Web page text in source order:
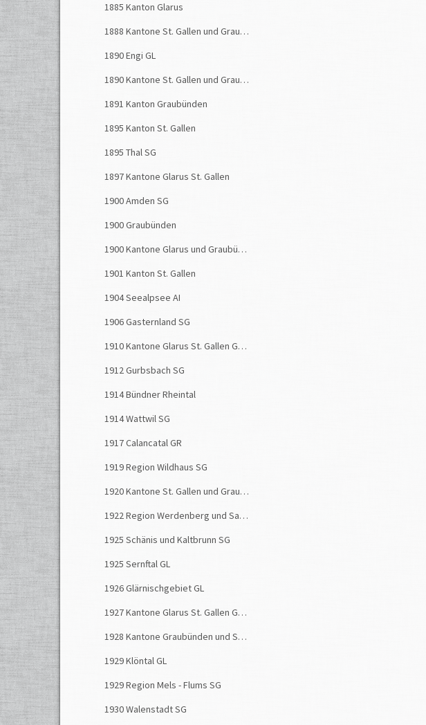
1885 Kanton Glarus
1888 Kantone St. Gallen und Graubünden
1890 Engi GL
1890 Kantone St. Gallen und Graubünden
1891 Kanton Graubünden
1895 Kanton St. Gallen
1895 Thal SG
1897 Kantone Glarus St. Gallen
1900 Amden SG
1900 Graubünden
1900 Kantone Glarus und Graubünden
1901 Kanton St. Gallen
1904 Seealpsee AI
1906 Gasternland SG
1910 Kantone Glarus St. Gallen Graubünden
1912 Gurbsbach SG
1914 Bündner Rheintal
1914 Wattwil SG
1917 Calancatal GR
1919 Region Wildhaus SG
1920 Kantone St. Gallen und Graubünden
1922 Region Werdenberg und Sargans SG
1925 Schänis und Kaltbrunn SG
1925 Sernftal GL
1926 Glärnischgebiet GL
1927 Kantone Glarus St. Gallen Graubünden
1928 Kantone Graubünden und St. Gallen
1929 Klöntal GL
1929 Region Mels - Flums SG
1930 Walenstadt SG